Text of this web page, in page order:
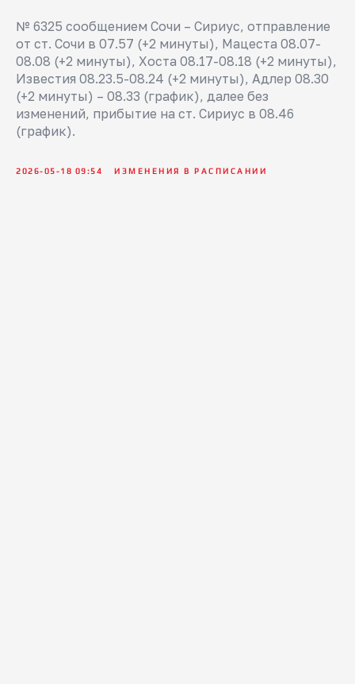
№ 6325 сообщением Сочи – Сириус, отправление
от ст. Сочи в 07.57 (+2 минуты), Мацеста 08.07-
08.08 (+2 минуты), Хоста 08.17-08.18 (+2 минуты),
Известия 08.23.5-08.24 (+2 минуты), Адлер 08.30
(+2 минуты) – 08.33 (график), далее без
изменений, прибытие на ст. Сириус в 08.46
(график).
2026-05-18 09:54 ИЗМЕНЕНИЯ В РАСПИСАНИИ